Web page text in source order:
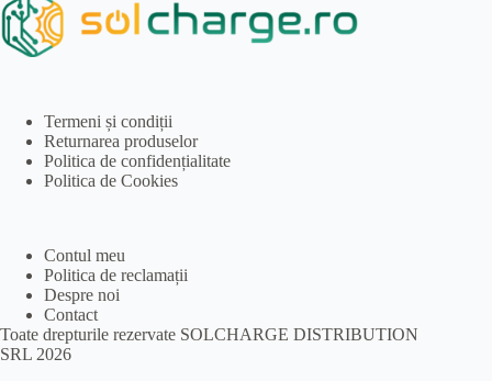
Termeni și condiții
Returnarea produselor
Politica de confidențialitate
Politica de Cookies
Contul meu
Politica de reclamații
Despre noi
Contact
Toate drepturile rezervate SOLCHARGE DISTRIBUTION
SRL 2026